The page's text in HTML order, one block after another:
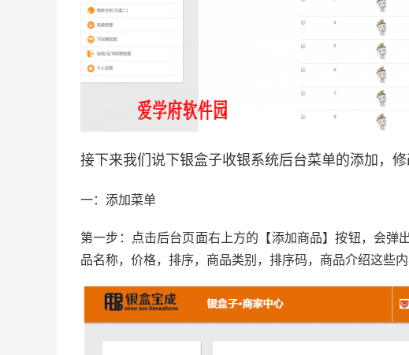
接下来我们说下银盒子收银系统后台菜单的添加，修
一：添加菜单
第一步：点击后台页面右上方的【添加商品】按钮，会弹
品名称，价格，排序，商品类别，排序码，商品介绍这些内